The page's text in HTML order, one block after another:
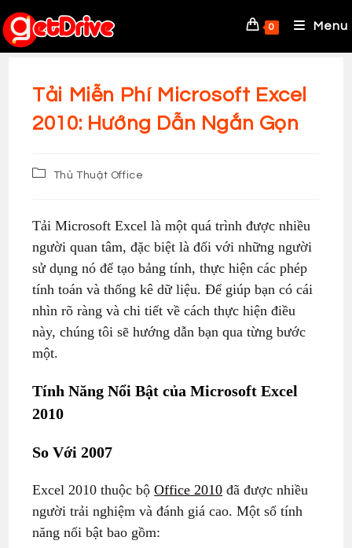
to
content
0 Menu
Tải Miễn Phí Microsoft Excel
2010: Hướng Dẫn Ngắn Gọn
PostThủ Thuật Office
Tải Microsoft Excel là một quá trình được nhiều
người quan tâm, đặc biệt là đối với những người
sử dụng nó để tạo bảng tính, thực hiện các phép
tính toán và thống kê dữ liệu. Để giúp bạn có cái
nhìn rõ ràng và chi tiết về cách thực hiện điều
này, chúng tôi sẽ hướng dẫn bạn qua từng bước
một.
Tính Năng Nổi Bật củaMicrosoft Excel
2010
So Với 2007
Excel 2010 thuộc bộOffice 2010 đã được nhiều
người trải nghiệm và đánh giá cao. Một số tính
năng nổi bật bao gồm: